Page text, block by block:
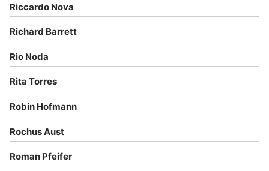
Riccardo Nova
Richard Barrett
Rio Noda
Rita Torres
Robin Hofmann
Rochus Aust
Roman Pfeifer